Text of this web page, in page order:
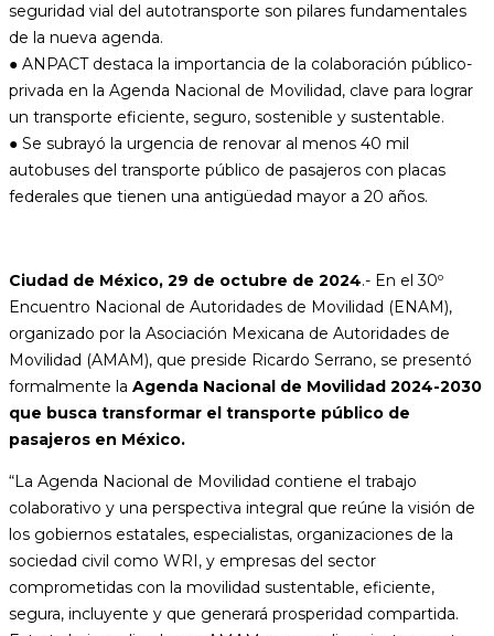
seguridad vial del autotransporte son pilares fundamentales
de la nueva agenda.
● ANPACT destaca la importancia de la colaboración público-
privada en la Agenda Nacional de Movilidad, clave para lograr
un transporte eficiente, seguro, sostenible y sustentable.
● Se subrayó la urgencia de renovar al menos 40 mil
autobuses del transporte público de pasajeros con placas
federales que tienen una antigüedad mayor a 20 años.
Ciudad de México, 29 de octubre de 2024.- En el 30º
Encuentro Nacional de Autoridades de Movilidad (ENAM),
organizado por la Asociación Mexicana de Autoridades de
Movilidad (AMAM), que preside Ricardo Serrano, se presentó
formalmente la Agenda Nacional de Movilidad 2024-2030
que busca transformar el transporte público de
pasajeros en México.
“La Agenda Nacional de Movilidad contiene el trabajo
colaborativo y una perspectiva integral que reúne la visión de
los gobiernos estatales, especialistas, organizaciones de la
sociedad civil como WRI, y empresas del sector
comprometidas con la movilidad sustentable, eficiente,
segura, incluyente y que generará prosperidad compartida.